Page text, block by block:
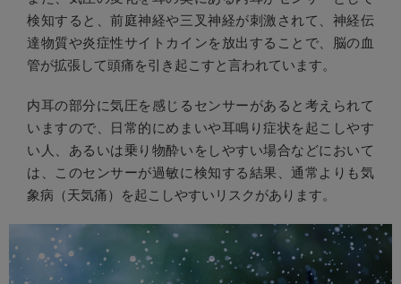
検知すると、前庭神経や三叉神経が刺激されて、神経伝
達物質や炎症性サイトカインを放出することで、脳の血
管が拡張して頭痛を引き起こすと言われています。
内耳の部分に気圧を感じるセンサーがあると考えられて
いますので、日常的にめまいや耳鳴り症状を起こしやす
い人、あるいは乗り物酔いをしやすい場合などにおいて
は、このセンサーが過敏に検知する結果、通常よりも気
象病（天気痛）を起こしやすいリスクがあります。